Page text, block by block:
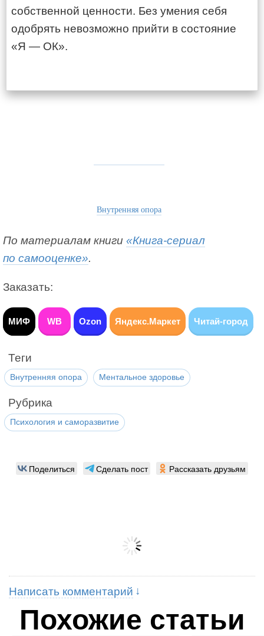
собственной ценности. Без умения себя
одобрять невозможно прийти в состояние
«Я — ОК».
Внутренняя опора
По материалам книги «Книга-сериал
по самооценке».
Заказать:
МИФ WB Ozon Яндекс.Маркет Читай-город
Теги
Внутренняя опора Ментальное здоровье
Рубрика
Психология и саморазвитие
Поделиться Сделать пост Рассказать друзьям
Написать комментарий
Похожие статьи